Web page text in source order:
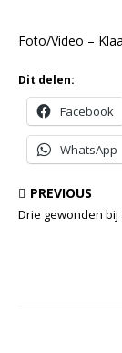
Foto/Video –
Dit delen:
Facebook
WhatsApp
PREVIOUS
Drie gewonden bij